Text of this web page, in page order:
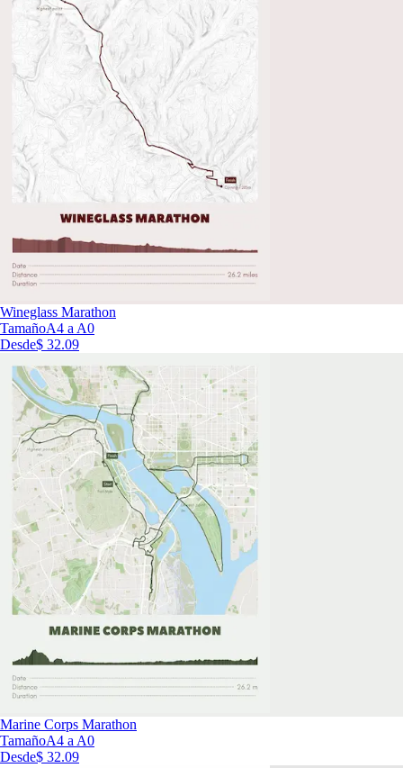
Wineglass Marathon
TamañoA4 a A0
Desde$ 32.09
Marine Corps Marathon
TamañoA4 a A0
Desde$ 32.09